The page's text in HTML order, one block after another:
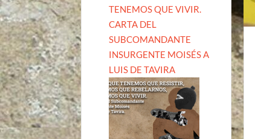
TENEMOS QUE VIVIR.
CARTA DEL
SUBCOMANDANTE
INSURGENTE MOISÉS A
LUIS DE TAVIRA